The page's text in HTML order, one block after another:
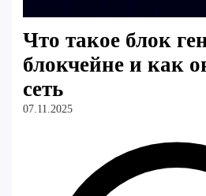
Что такое блок
блокчейне и как
сеть
07.11.2025